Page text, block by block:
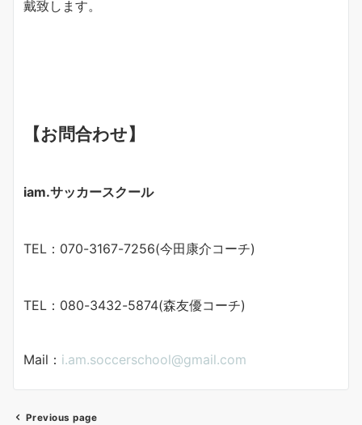
戴致します。
【お問合わせ】
iam.サッカースクール
TEL：070-3167-7256(今田康介コーチ)
TEL：080-3432-5874(森友優コーチ)
Mail： i.am.soccerschool@gmail.com
Previous page